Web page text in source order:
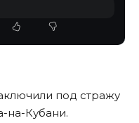
под стражу
на-Кубани.